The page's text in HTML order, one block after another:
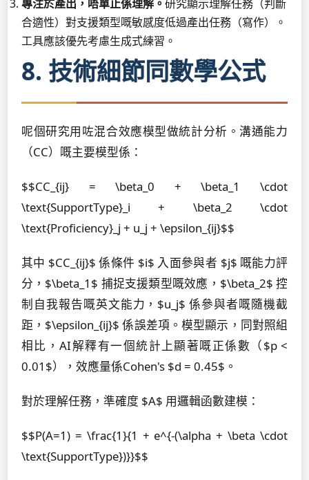
專注於產出，唔單止係理解。 研究顯示理解任務（判斷
合適性）對支援類型嘅敏感度低過產出任務（寫作）。
工具應該優先考慮生成式練習。
8. 技術細節同數學公式
呢個研究用咗混合效應模型做統計分析。溝通能力
（CC）嘅主要模型係：
$$CC_{ij} = \beta_0 + \beta_1 \cdot
\text{SupportType}_i + \beta_2 \cdot
\text{Proficiency}_j + u_j + \epsilon_{ij}$$
其中 $CC_{ij}$ 係條件 $i$ 入面參與者 $j$ 嘅能力評
分，$\beta_1$ 捕捉支援類型嘅效應，$\beta_2$ 控
制自我報告嘅英文能力，$u_j$ 係參與者嘅隨機截
距，$\epsilon_{ij}$ 係誤差項。模型顯示，同對照組
相比，AI解釋有一個統計上顯著嘅正係數（$p <
0.01$），效應量係Cohen's $d = 0.45$。
對於理解任務，準確度 $A$ 用邏輯函數建模：
$$P(A=1) = \frac{1}{1 + e^{-(\alpha + \beta \cdot
\text{SupportType})}}$$